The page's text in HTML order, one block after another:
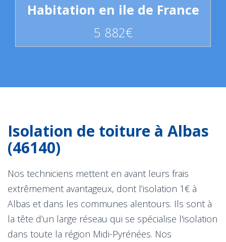
5 882€
Isolation de toiture à Albas
(46140)
Nos techniciens mettent en avant leurs frais
extrêmement avantageux, dont l’isolation 1€ à
Albas et dans les communes alentours. Ils sont à
la tête d’un large réseau qui se spécialise l'isolation
dans toute la région Midi-Pyrénées. Nos